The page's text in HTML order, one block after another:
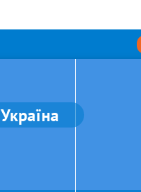
Україна